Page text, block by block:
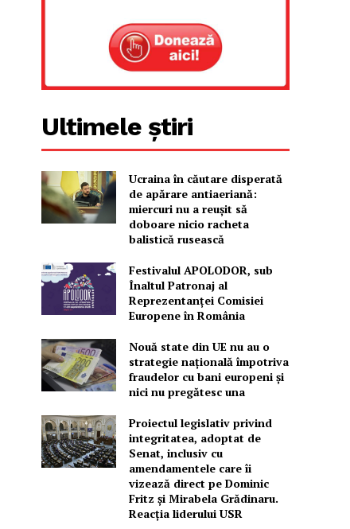
Ultimele știri
Ucraina în căutare disperată
de apărare antiaeriană:
miercuri nu a reușit să
doboare nicio racheta
balistică rusească
Festivalul APOLODOR, sub
Înaltul Patronaj al
Reprezentanței Comisiei
Europene în România
Nouă state din UE nu au o
strategie națională împotriva
fraudelor cu bani europeni și
nici nu pregătesc una
Proiectul legislativ privind
integritatea, adoptat de
Senat, inclusiv cu
amendamentele care îi
vizează direct pe Dominic
Fritz și Mirabela Grădinaru.
Reacția liderului USR